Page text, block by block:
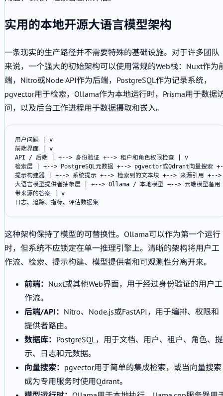
实用的本地开源大语言模型架构
一条现实的生产路径并不需要特殊的基础设施。对于许多团队
来说，一个强大的初始架构可以使用常规的Web栈：Nuxt作为
端，Nitro或Node API作为后端，PostgreSQL作为记录系统，
pgvector用于检索，Ollama作为本地运行时，Prisma用于数据
问，以及后台工作进程用于数据摄取和嵌入。
用户问题 | v
前端界面 | v
API / 后端 | +--> 身份验证 +--> 租户和角色权限检查 | v
检索层 | +--> PostgreSQL元数据 +--> pgvector或Qdrant向量搜索
提示构建器 | +--> 系统提示 +--> 检索到的文本块 +--> 来源引用 +--
大语言模型提供者抽象层 | +--> Ollama / 本地模型 +--> 云端模型备
带来源的答案 | v
日志、追踪、指标、评估数据集
这种架构保持了模型的可替换性。Ollama可以作为第一个运行
时，但系统不应锁定在单一推理引擎上。清晰的架构将用户工
作流、检索、提示构建、模型提供者和可观测性分离开来。
前端： Nuxt或其他Web界面，用于经过身份验证的用户工
作流。
后端/API： Nitro、Node.js或FastAPI，用于编排、权限和
提供者路由。
数据库： PostgreSQL，用于文档、用户、租户、角色、提
示、日志和元数据。
向量搜索： pgvector用于简单的集成检索，或当向量搜索
成为专用服务时使用Qdrant。